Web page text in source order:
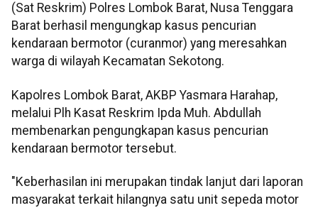
(Sat Reskrim) Polres Lombok Barat, Nusa Tenggara
Barat berhasil mengungkap kasus pencurian
kendaraan bermotor (curanmor) yang meresahkan
warga di wilayah Kecamatan Sekotong.
Kapolres Lombok Barat, AKBP Yasmara Harahap,
melalui Plh Kasat Reskrim Ipda Muh. Abdullah
membenarkan pengungkapan kasus pencurian
kendaraan bermotor tersebut.
"Keberhasilan ini merupakan tindak lanjut dari laporan
masyarakat terkait hilangnya satu unit sepeda motor